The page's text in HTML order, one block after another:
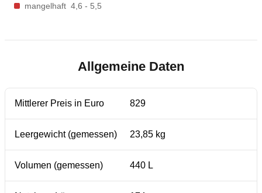
mangelhaft 4,6 - 5,5
Allgemeine Daten
Mittlerer Preis in Euro 829
Leergewicht (gemessen) 23,85 kg
Volumen (gemessen) 440 L